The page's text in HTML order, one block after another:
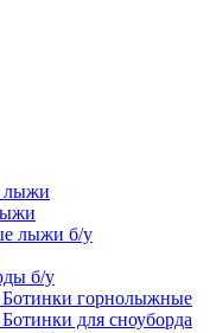
лыжи
лыжи б/у
б/у
Ботинки горнолыжные
Ботинки для сноуборда